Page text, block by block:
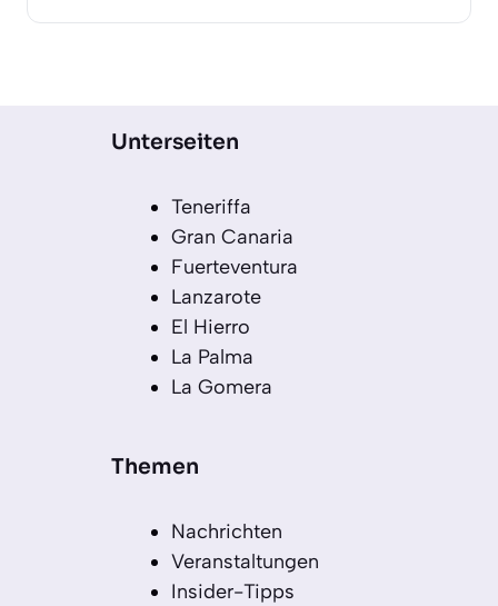
Unterseiten
Teneriffa
Gran Canaria
Fuerteventura
Lanzarote
El Hierro
La Palma
La Gomera
Themen
Nachrichten
Veranstaltungen
Insider-Tipps